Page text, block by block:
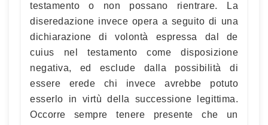
testamento o non possano rientrare. La
diseredazione invece opera a seguito di una
dichiarazione di volontà espressa dal de
cuius nel testamento come disposizione
negativa, ed esclude dalla possibilità di
essere erede chi invece avrebbe potuto
esserlo in virtù della successione legittima.
Occorre sempre tenere presente che un